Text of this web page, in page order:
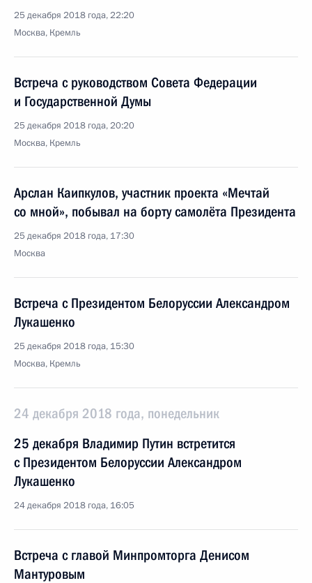
25 декабря 2018 года, 22:20
Москва, Кремль
Встреча с руководством Совета Федерации
и Государственной Думы
25 декабря 2018 года, 20:20
Москва, Кремль
Арслан Каипкулов, участник проекта «Мечтай
со мной», побывал на борту самолёта Президента
25 декабря 2018 года, 17:30
Москва
Встреча с Президентом Белоруссии Александром
Лукашенко
25 декабря 2018 года, 15:30
Москва, Кремль
24 декабря 2018 года, понедельник
25 декабря Владимир Путин встретится
с Президентом Белоруссии Александром
Лукашенко
24 декабря 2018 года, 16:05
Встреча с главой Минпромторга Денисом
Мантуровым